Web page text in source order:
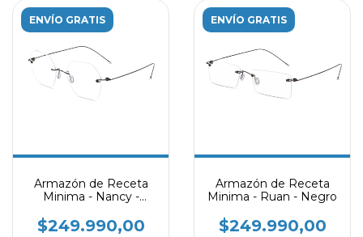
ENVÍO GRATIS
Armazón de Receta
Minima - Nancy -
$249.990,00
ENVÍO GRATIS
Armazón de Receta
Minima - Ruan - Negro
$249.990,00